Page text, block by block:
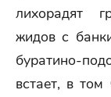
лихорадят
жидов с
буратино-
встает, в